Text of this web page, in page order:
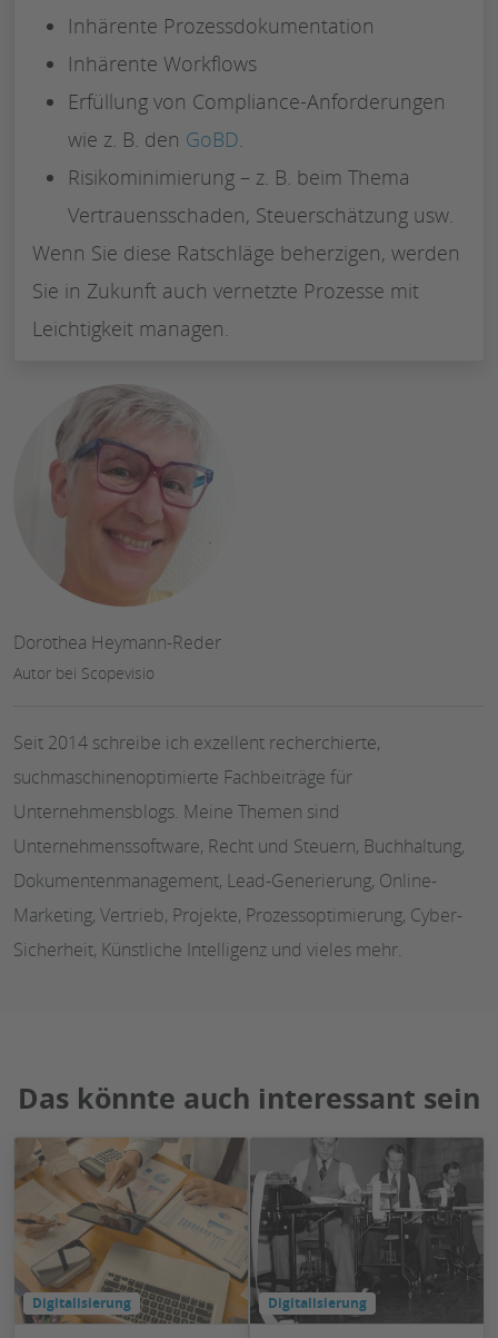
Inhärente Prozessdokumentation
Inhärente Workflows
Erfüllung von Compliance-Anforderungen
wie z. B. den GoBD.
Risikominimierung – z. B. beim Thema
Vertrauensschaden, Steuerschätzung usw.
Wenn Sie diese Ratschläge beherzigen, werden
Sie in Zukunft auch vernetzte Prozesse mit
Leichtigkeit managen.
Dorothea Heymann-Reder
Autor bei Scopevisio
Seit 2014 schreibe ich exzellent recherchierte,
suchmaschinenoptimierte Fachbeiträge für
Unternehmensblogs. Meine Themen sind
Unternehmenssoftware, Recht und Steuern, Buchhaltung,
Dokumentenmanagement, Lead-Generierung, Online-
Marketing, Vertrieb, Projekte, Prozessoptimierung, Cyber-
Sicherheit, Künstliche Intelligenz und vieles mehr.
Das könnte auch interessant sein
Digitalisierung Digitalisierung